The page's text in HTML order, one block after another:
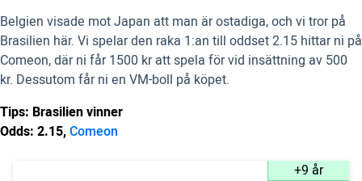
Belgien visade mot Japan att man är ostadiga, och vi tror på
Brasilien här. Vi spelar den raka 1:an till oddset 2.15 hittar ni på
Comeon, där ni får 1500 kr att spela för vid insättning av 500
kr. Dessutom får ni en VM-boll på köpet.
Tips: Brasilien vinner
Odds: 2.15, Comeon
+9 år